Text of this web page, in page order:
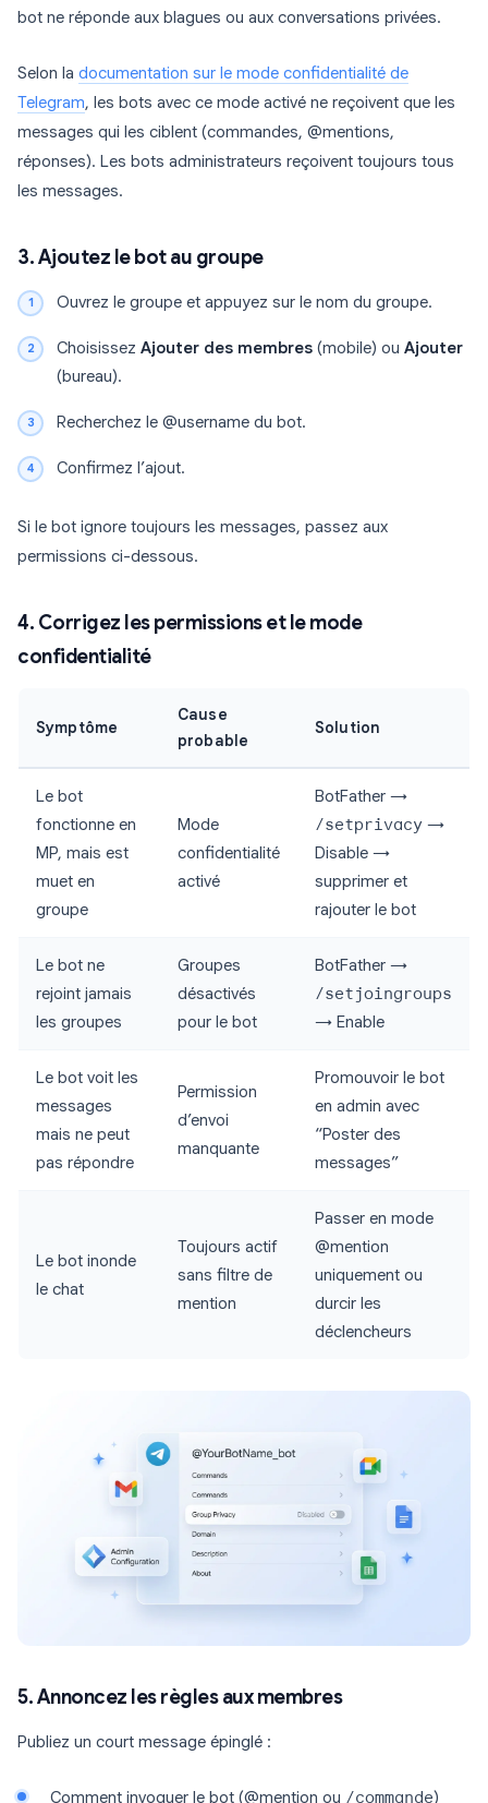
bot ne réponde aux blagues ou aux conversations privées.
Selon la documentation sur le mode confidentialité de
Telegram, les bots avec ce mode activé ne reçoivent que les
messages qui les ciblent (commandes, @mentions,
réponses). Les bots administrateurs reçoivent toujours tous
les messages.
3. Ajoutez le bot au groupe
Ouvrez le groupe et appuyez sur le nom du groupe.
Choisissez Ajouter des membres (mobile) ou Ajouter
(bureau).
Recherchez le @username du bot.
Confirmez l’ajout.
Si le bot ignore toujours les messages, passez aux
permissions ci-dessous.
4. Corrigez les permissions et le mode
confidentialité
Symptôme
Cause
probable
Solution
Le bot
fonctionne en
MP, mais est
muet en
groupe
Mode
confidentialité
activé
BotFather →
/setprivacy →
Disable →
supprimer et
rajouter le bot
Le bot ne
rejoint jamais
les groupes
Groupes
désactivés
pour le bot
BotFather →
/setjoingroups
→ Enable
Le bot voit les
messages
mais ne peut
pas répondre
Permission
d’envoi
manquante
Promouvoir le bot
en admin avec
“Poster des
messages”
Le bot inonde
le chat
Toujours actif
sans filtre de
mention
Passer en mode
@mention
uniquement ou
durcir les
déclencheurs
5. Annoncez les règles aux membres
Publiez un court message épinglé :
Comment invoquer le bot (@mention ou /commande)